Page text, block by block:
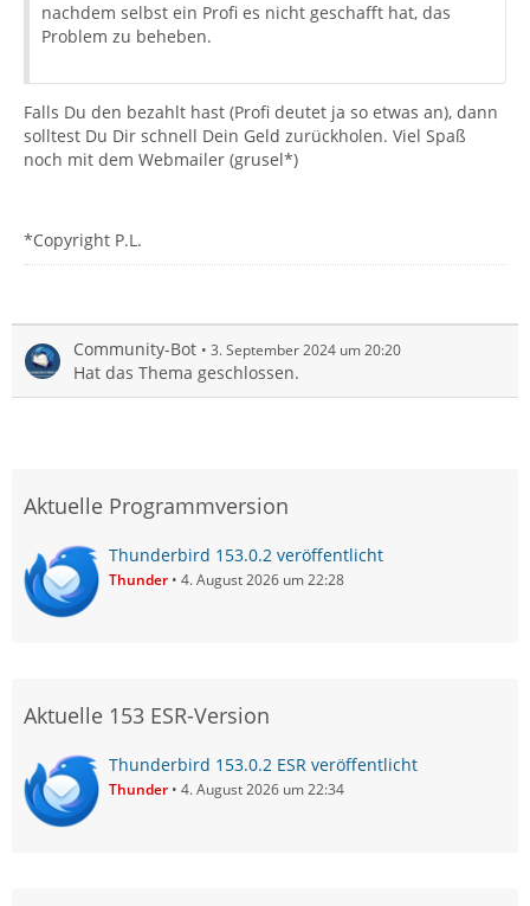
nachdem selbst ein Profi es nicht geschafft hat, das
Problem zu beheben.
Falls Du den bezahlt hast (Profi deutet ja so etwas an), dann
solltest Du Dir schnell Dein Geld zurückholen. Viel Spaß
noch mit dem Webmailer (grusel*)
*Copyright P.L.
Community-Bot 3. September 2024 um 20:20
Hat das Thema geschlossen.
Aktuelle Programmversion
Thunderbird 153.0.2 veröffentlicht
Thunder 4. August 2026 um 22:28
Aktuelle 153 ESR-Version
Thunderbird 153.0.2 ESR veröffentlicht
Thunder 4. August 2026 um 22:34